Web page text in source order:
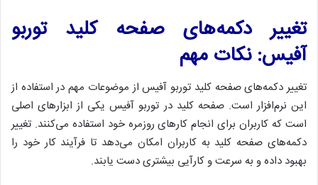
تغییر دکمه‌های صفحه کلید توربو
آفیس: نکات مهم
تغییر دکمه‌های صفحه کلید توربو آفیس از موضوعات مهم در استفاده از
این نرم‌افزار است. صفحه کلید در توربو آفیس یکی از ابزارهای اصلی
است که کاربران برای انجام کارهای روزمره خود استفاده می‌کنند. تغییر
دکمه‌های صفحه کلید به کاربران امکان می‌دهد تا فرآیند کار خود را
بهبود داده و به سرعت و کارآیی بیشتری دست یابند.